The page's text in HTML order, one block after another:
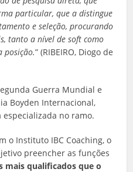
particular, que a distingue
e seleção, procurando
tanto a nível de soft como
posição.” (RIBEIRO, Diogo de
Guerra Mundial e
Boyden Internacional,
no ramo.
o Instituto IBC Coaching, o
preencher as funções
mais qualificados que o